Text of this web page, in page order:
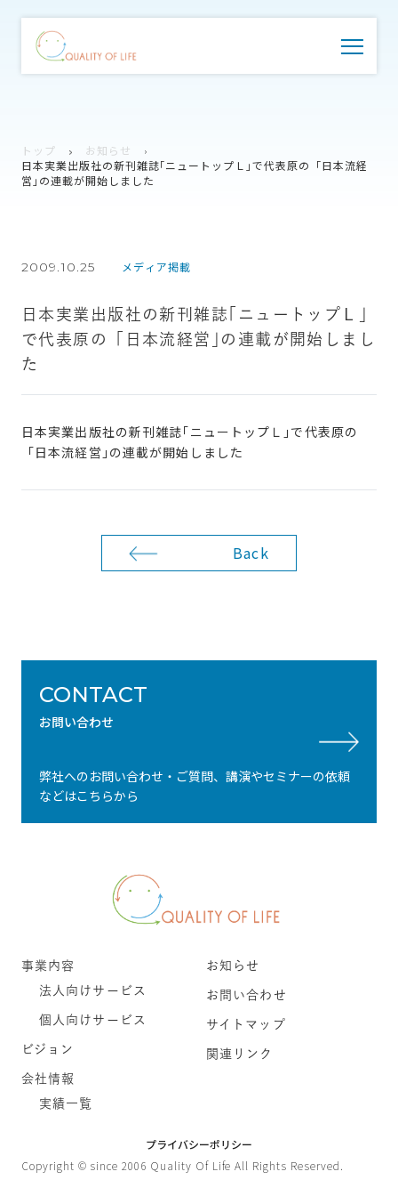
トップ
お知らせ
日本実業出版社の新刊雑誌｢ニュートップＬ｣で代表原の「日本流経
営｣の連載が開始しました
2009.10.25 メディア掲載
日本実業出版社の新刊雑誌｢ニュートップＬ｣
で代表原の「日本流経営｣の連載が開始しまし
た
日本実業出版社の新刊雑誌｢ニュートップＬ｣で代表原の
「日本流経営｣の連載が開始しました
Back
CONTACT
お問い合わせ
弊社へのお問い合わせ・ご質問、講演やセミナーの依頼
などはこちらから
プライバシーポリシー
Copyright © since 2006 Quality Of Life All Rights Reserved.
事業内容
法人向けサービス
個人向けサービス
ビジョン
会社情報
実績一覧
お知らせ
お問い合わせ
サイトマップ
関連リンク